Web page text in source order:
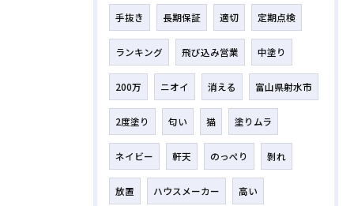
手抜き 長期保証 適切 定期点検
ランキング 飛び込み営業 中塗り
200万 ニオイ 消える 富山県射水市
2度塗り 匂い 猫 塗りムラ
ネイビー 軒天 のっぺり 剝れ
放置 ハウスメーカー 高い